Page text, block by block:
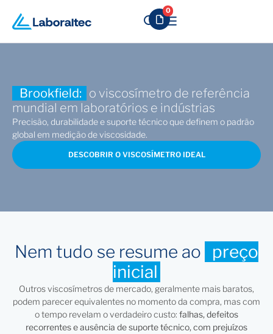
0
Brookfield: o viscosímetro de referência
mundial em laboratórios e indústrias
Precisão, durabilidade e suporte técnico que definem o padrão
global em medição de viscosidade.
DESCOBRIR O VISCOSÍMETRO IDEAL
Nem tudo se resume ao
preço
inicial
Outros viscosímetros de mercado, geralmente mais baratos,
podem parecer equivalentes no momento da compra, mas com
o tempo revelam o verdadeiro custo: falhas, defeitos
recorrentes e ausência de suporte técnico, com prejuízos